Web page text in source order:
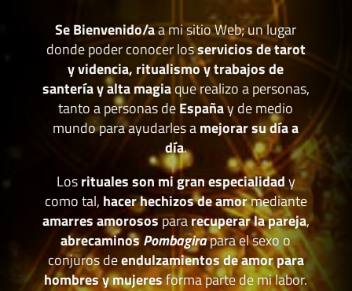
Se Bienvenido/aa mi sitio Web; un lugar
donde poder conocer losservicios de tarot
y videncia, ritualismo y trabajos de
santería y alta magiaque realizo a personas,
tanto a personas deEspañay de medio
mundo para ayudarles amejorar su día a
día.
Losrituales son mi gran especialidady
como tal, hacer hechizos de amormediante
amarres amorosospararecuperar la pareja,
abrecaminosPombagirapara el sexo o
conjuros deendulzamientos de amor para
hombres y mujeresforma parte de mi labor.